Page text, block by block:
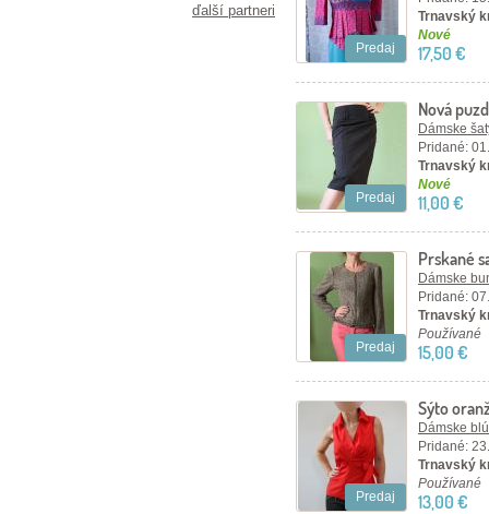
ďalší partneri
Predaj
Trnavský
Nové
17,50 €
Predaj
Nová
F&F, veľ.
Dámske
Pridané:
Trnavský
Nové
11,00 €
Predaj
Prskané
Dámske
Pridané:
Trnavský
Používané
15,00 €
Predaj
Sýto
veľ.M
Dámske
Pridané:
Trnavský
Používané
13,00 €